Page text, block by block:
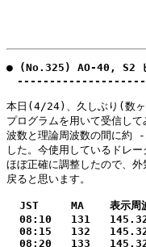
● (No.325) AO-40, S2
本日(4/24)、久しぶり(数
プログラムを用いて受信し
波数と理論周波数の間に約
した。今使用しているドレ
ほぼ正確に調整したので、
JST     MA    表示周
08:10   131
08:15   132